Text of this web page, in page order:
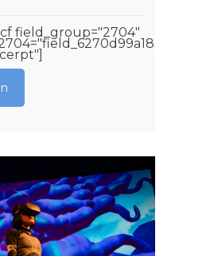
field_group="2704"